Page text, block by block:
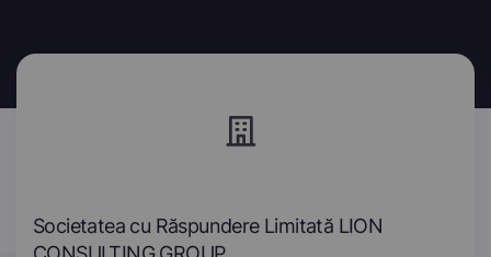
Societatea cu Răspundere Limitată LION